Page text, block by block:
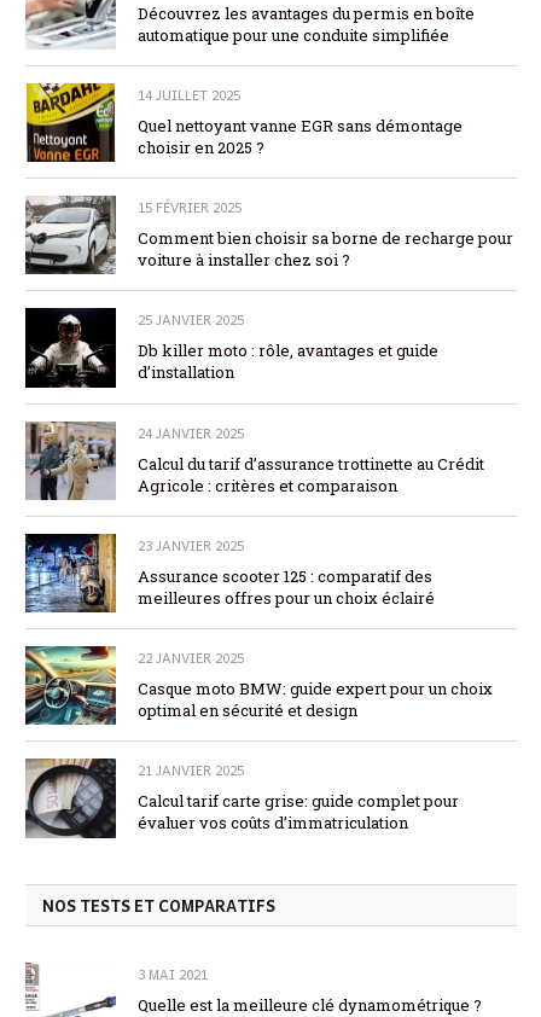
Découvrez les avantages du permis en boîte
automatique pour une conduite simplifiée
14 JUILLET 2025
Quel nettoyant vanne EGR sans démontage
choisir en 2025 ?
15 FÉVRIER 2025
Comment bien choisir sa borne de recharge pour
voiture à installer chez soi ?
25 JANVIER 2025
Db killer moto : rôle, avantages et guide
d’installation
24 JANVIER 2025
Calcul du tarif d’assurance trottinette au Crédit
Agricole : critères et comparaison
23 JANVIER 2025
Assurance scooter 125 : comparatif des
meilleures offres pour un choix éclairé
22 JANVIER 2025
Casque moto BMW: guide expert pour un choix
optimal en sécurité et design
21 JANVIER 2025
Calcul tarif carte grise: guide complet pour
évaluer vos coûts d’immatriculation
NOS TESTS ET COMPARATIFS
3 MAI 2021
Quelle est la meilleure clé dynamométrique ?